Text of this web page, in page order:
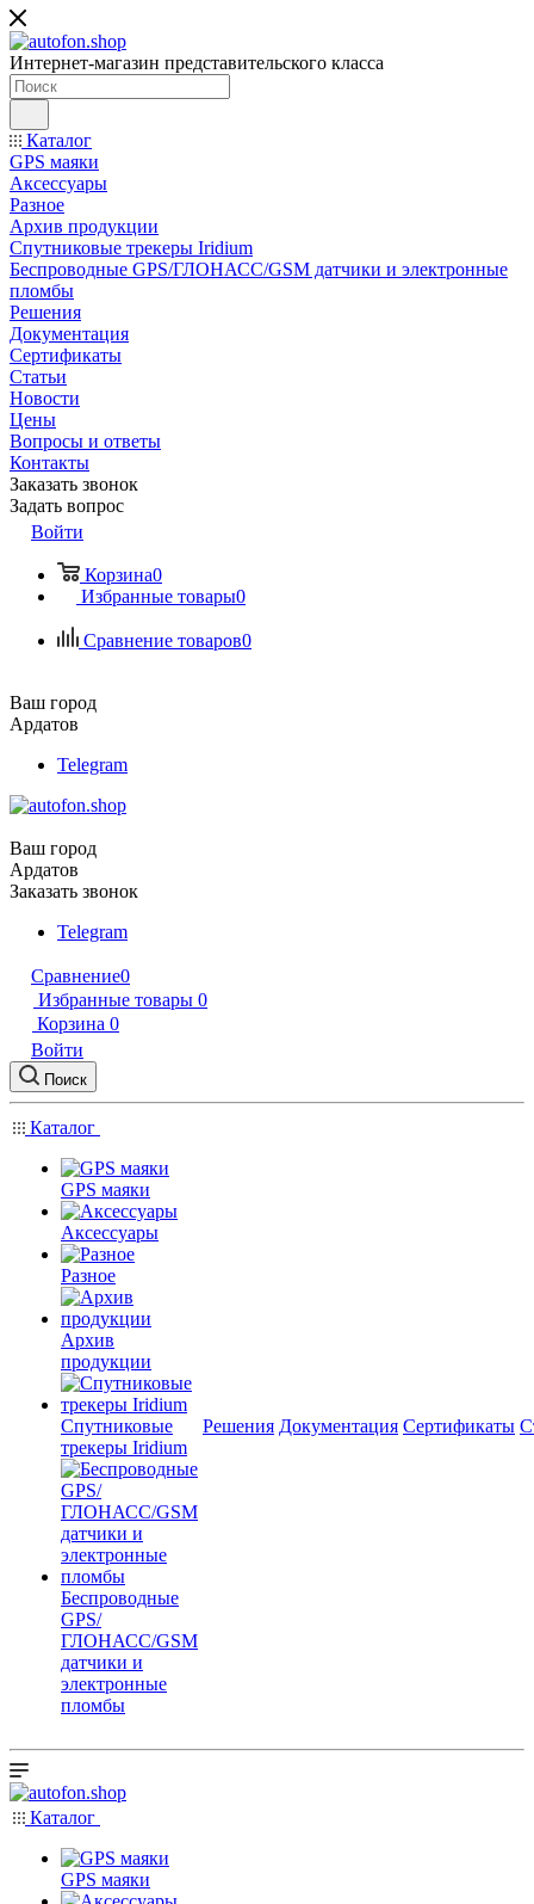
Интернет-магазин представительского класса
Каталог
GPS маяки
Аксессуары
Разное
Архив продукции
Спутниковые трекеры Iridium
Беспроводные GPS/ГЛОНАСС/GSM датчики и электронные
пломбы
Решения
Документация
Сертификаты
Статьи
Новости
Цены
Вопросы и ответы
Контакты
Заказать звонок
Задать вопрос
Войти
Корзина0
Избранные товары0
Сравнение товаров0
Ваш город
Ардатов
Telegram
Ваш город
Ардатов
Заказать звонок
Telegram
Сравнение0
Избранные товары 0
Корзина 0
Войти
Поиск
Каталог
GPS маяки
Аксессуары
Разное
Архив
продукции
Спутниковые
трекеры Iridium
Беспроводные
GPS/
ГЛОНАСС/GSM
датчики и
электронные
пломбы
Решения Документация Сертификаты
Каталог
GPS маяки